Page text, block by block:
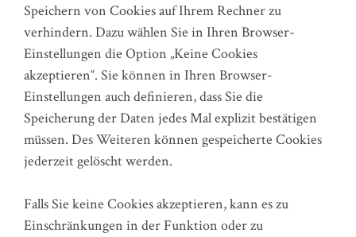
Speichern von Cookies auf Ihrem Rechner zu
verhindern. Dazu wählen Sie in Ihren Browser-
Einstellungen die Option „Keine Cookies
akzeptieren“. Sie können in Ihren Browser-
Einstellungen auch definieren, dass Sie die
Speicherung der Daten jedes Mal explizit bestätigen
müssen. Des Weiteren können gespeicherte Cookies
jederzeit gelöscht werden.
Falls Sie keine Cookies akzeptieren, kann es zu
Einschränkungen in der Funktion oder zu